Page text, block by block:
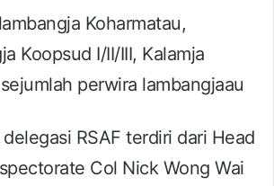
Koharmatau,
Koopsud I/II/III, Kalamja
perwira lambangjaau
RSAF terdiri dari Head
Col Nick Wong Wai